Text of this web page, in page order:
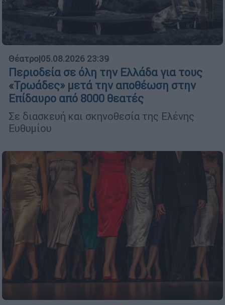
Θέατρο|05.08.2026 23:39
Περιοδεία σε όλη την Ελλάδα για τους
«Τρωάδες» μετά την αποθέωση στην
Επίδαυρο από 8000 θεατές
Σε διασκευή και σκηνοθεσία της Ελένης
Ευθυμίου